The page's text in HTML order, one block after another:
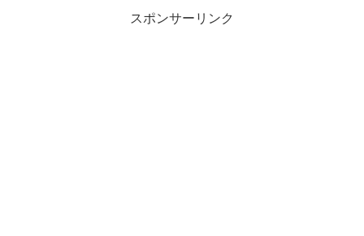
スポンサーリンク